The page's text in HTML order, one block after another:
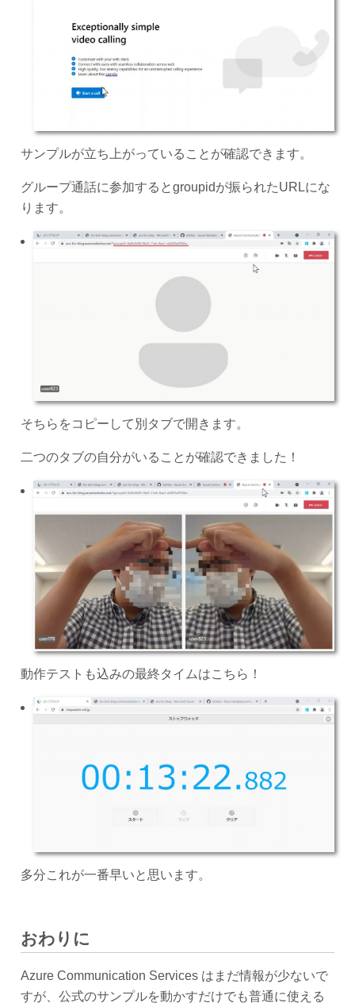
サンプルが立ち上がっていることが確認できます。
グループ通話に参加するとgroupidが振られたURLにな
ります。
そちらをコピーして別タブで開きます。
二つのタブの自分がいることが確認できました！
動作テストも込みの最終タイムはこちら！
多分これが一番早いと思います。
おわりに
Azure Communication Services はまだ情報が少ないで
すが、公式のサンプルを動かすだけでも普通に使える